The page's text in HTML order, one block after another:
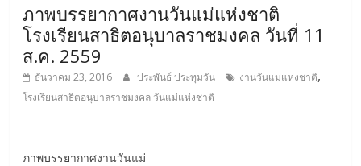
ภาพบรรยากาศงานวันแม่แห่งชาติ
โรงเรียนสาธิตอนุบาลราชมงคล วันที่ 11
ส.ค. 2559
ธันวาคม 23, 2016 ประพันธ์ ประทุมวัน งานวันแม่แห่งชาติ,
โรงเรียนสาธิตอนุบาลราชมงคล วันแม่แห่งชาติ
ภาพบรรยากาศงานวันแม่